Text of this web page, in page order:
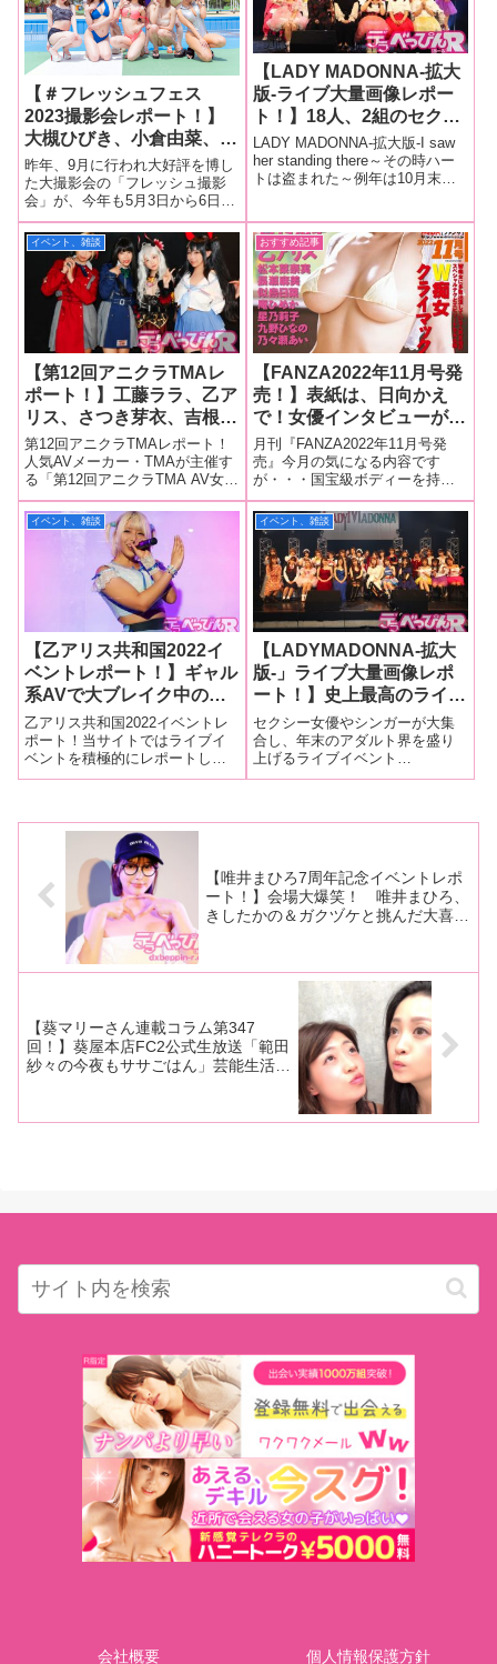
【＃フレッシュフェス
2023撮影会レポート！】
大槻ひびき、小倉由菜、乙
アリス、うんぱい、栗山莉
緒、宍戸里帆、福田もも、
和久井美兎、桜空もものス
ター女優がセクシーな水着
姿で登場しシャッターの嵐
に！
昨年、9月に行われ大好評を博し
た大撮影会の「フレッシュ撮影
会」が、今年も5月3日から6日ま
で、埼玉県越谷市にある「しら
こばと水上公園」で「＃フレッ
シュフェス2023撮影会」として
盛大に開催されました！セクシ
ー女優はもちろん、グラビアア
イドル
【LADY MADONNA-拡大
版-ライブ大量画像レポー
ト！】18人、2組のセクシ
ー女優＆シンガーが大集合
しコロナ禍に打ち勝つライ
ブを開催！ 観ているもの
上最大のライブは今年も大
成功！
LADY MADONNA-拡大版-I saw
her standing there～その時ハー
トは盗まれた～例年は10月末に
すが、コロナ禍の影響もあって
か、今年は1カ月遅れで
イベント、雑談
【第12回アニクラTMAレ
ポート！】工藤ララ、乙ア
リス、さつき芽衣、吉根ゆ
りあ、かさいあみ、佐倉絆
がキュートなコスプレ姿で
参加！ 4年ぶりの復活に
会場中が乱舞！
第12回アニクラTMAレポート！
人気AVメーカー・TMAが主催す
る「第12回アニクラTMA AV女優
と逢えるアニソン＆J-POPイベ
ント4年ぶりの返り咲き『復活響
宴』」が東京・新宿ロフトで、9
月29日の23時30分から30日未明
まで行われま
おすすめ記事
【FANZA2022年11月号発
売！】表紙は、日向かえ
で！女優インタビューがて
んこ盛り！似鳥日菜、九野
ひなの、庵ひめか、星乃莉
子、乃々瀬あい！月乃ル
ナ、長瀬麻美、松本菜奈
実！人気女優インタビュー
は乙アリス！
月刊『FANZA2022年11月号発
売』今月の気になる内容です
が・・・国宝級ボディーを持つ
グラビアアイドル日向かえで！
そして、女優インタビューが多
すぎた！なんと9人！！その他ペ
ージも大充実！【HATSUMONO
から5名】・新たなステージに挑
イベント、雑談
【乙アリス共和国2022イ
ベントレポート！】ギャル
系AVで大ブレイク中の乙
アリス冠イベントが久々に
開催！ アイドルライブや
ゲームコーナーでファンと
交流し充実した内容に！
乙アリス共和国2022イベントレ
ポート！当サイトではライブイ
ベントを積極的にレポートして
きた「マシュマロ3d+」。そのメ
ゃんの冠イベント「乙アリス共
和国2022～乙坂11th TOUR
イベント、雑談
【LADYMADONNA-拡大
版-」ライブ大量画像レポ
ート！】史上最高のライブ
となった
LADYMADONNA！28
人、22組のアーティスト
が全力パフォーマンス！シ
とあのボーカリストが！
セクシー女優やシンガーが大集
合し、年末のアダルト界を盛り
上げるライブイベント
「LADYMADONNA-拡大版-」が
【唯井まひろ7周年記念イベントレポ
ート！】会場大爆笑！ 唯井まひろ、
きしたかの＆ガクヅケと挑んだ大喜
り】
【葵マリーさん連載コラム第347
回！】葵屋本店FC2公式生放送「範田
紗々の今夜もササごはん」芸能生活
会社概要 個人情報保護方針